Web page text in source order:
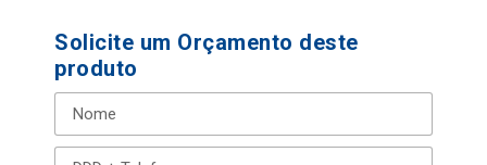
Solicite um Orçamento deste
produto